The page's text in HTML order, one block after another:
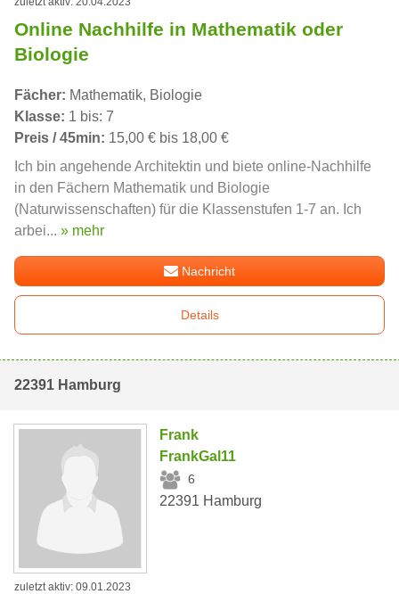
Online Nachhilfe in Mathematik oder
Biologie
Fächer: Mathematik, Biologie
Klasse: 1 bis: 7
Preis / 45min: 15,00 € bis 18,00 €
Ich bin angehende Architektin und biete online-Nachhilfe
in den Fächern Mathematik und Biologie
(Naturwissenschaften) für die Klassenstufen 1-7 an. Ich
arbei... » mehr
Nachricht
Details
22391 Hamburg
Frank
FrankGal11
6
22391 Hamburg
zuletzt aktiv: 09.01.2023